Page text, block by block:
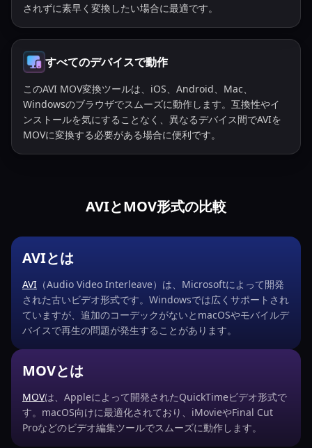
されずに素早く変換したい場合に最適です。
すべてのデバイスで動作
このAVI MOV変換ツールは、iOS、Android、Mac、
Windowsのブラウザでスムーズに動作します。互換性やイ
ンストールを気にすることなく、異なるデバイス間でAVIを
MOVに変換する必要がある場合に便利です。
AVIとMOV形式の比較
AVIとは
AVI （Audio Video Interleave）は、Microsoftによって開発
された古いビデオ形式です。Windowsでは広くサポートされ
ていますが、追加のコーデックがないとmacOSやモバイルデ
バイスで再生の問題が発生することがあります。
MOVとは
MOVは、Appleによって開発されたQuickTimeビデオ形式で
す。macOS向けに最適化されており、iMovieやFinal Cut
Proなどのビデオ編集ツールでスムーズに動作します。